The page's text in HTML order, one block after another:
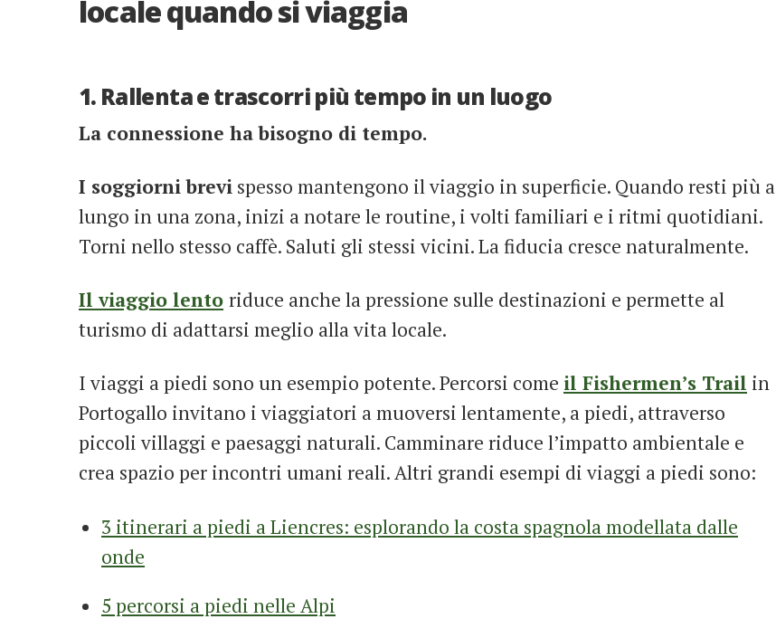
locale quando si viaggia
1. Rallenta e trascorri più tempo in un luogo
La connessione ha bisogno di tempo.
I soggiorni brevi spesso mantengono il viaggio in superficie. Quando resti più a
lungo in una zona, inizi a notare le routine, i volti familiari e i ritmi quotidiani.
Torni nello stesso caffè. Saluti gli stessi vicini. La fiducia cresce naturalmente.
Il viaggio lento riduce anche la pressione sulle destinazioni e permette al
turismo di adattarsi meglio alla vita locale.
I viaggi a piedi sono un esempio potente. Percorsi come il Fishermen’s Trail in
Portogallo invitano i viaggiatori a muoversi lentamente, a piedi, attraverso
piccoli villaggi e paesaggi naturali. Camminare riduce l’impatto ambientale e
crea spazio per incontri umani reali. Altri grandi esempi di viaggi a piedi sono:
3 itinerari a piedi a Liencres: esplorando la costa spagnola modellata dalle
onde
5 percorsi a piedi nelle Alpi